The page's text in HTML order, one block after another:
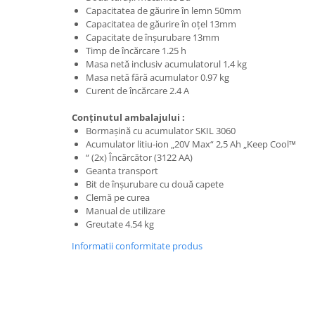
Discuri pentru debitare
Varfuri si discuri diamantate
Fierastraie si circulare electrice
Iluminat si electrice
Masini de amestecat si vopsit
Masini de gaurit si insurubat
Masini de slefuit si rindeluit
Masini multifunctionale
Polizoare unghiulare
Scule electrice de banc
Suflante aer cald si aspiratoare
Semnalizare și delimitare
Capacitatea de găurire în lemn 50mm
Capacitatea de găurire în oţel 13mm
Capacitate de înşurubare 13mm
Timp de încărcare 1.25 h
Masa netă inclusiv acumulatorul 1,4 kg
Masa netă fără acumulator 0.97 kg
Curent de încărcare 2.4 A
Conţinutul ambalajului :
Bormaşină cu acumulator SKIL 3060
Acumulator litiu-ion „20V Max“ 2,5 Ah „Keep Cool™
“ (2x) Încărcător (3122 AA)
Geanta transport
Bit de înşurubare cu două capete
Clemă pe curea
Manual de utilizare
Greutate 4.54 kg
Informatii conformitate produs